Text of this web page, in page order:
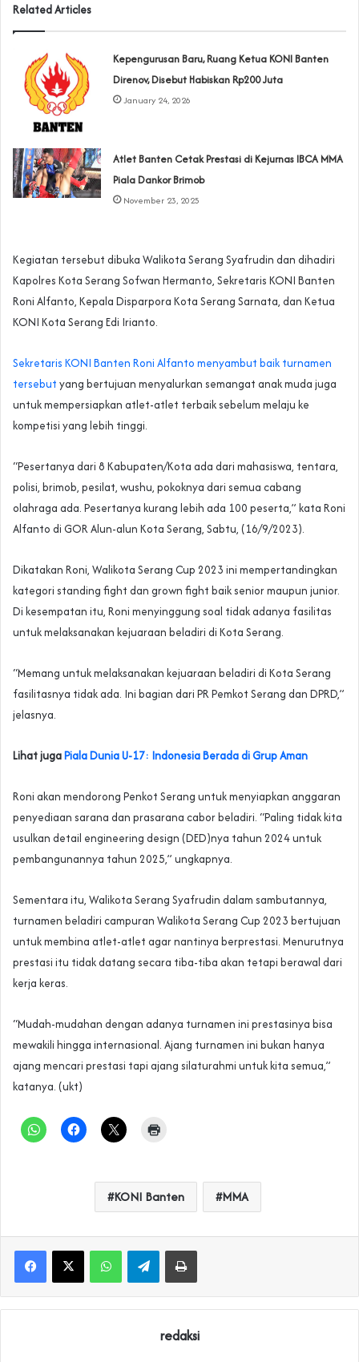
Related Articles
Kepengurusan Baru, Ruang Ketua KONI Banten
Direnov, Disebut Habiskan Rp200 Juta
January 24, 2026
Atlet Banten Cetak Prestasi di Kejurnas IBCA MMA
Piala Dankor Brimob
November 23, 2025
Kegiatan tersebut dibuka Walikota Serang Syafrudin dan dihadiri
Kapolres Kota Serang Sofwan Hermanto, Sekretaris KONI Banten
Roni Alfanto, Kepala Disparpora Kota Serang Sarnata, dan Ketua
KONI Kota Serang Edi Irianto.
Sekretaris KONI Banten Roni Alfanto menyambut baik turnamen
tersebut yang bertujuan menyalurkan semangat anak muda juga
untuk mempersiapkan atlet-atlet terbaik sebelum melaju ke
kompetisi yang lebih tinggi.
“Pesertanya dari 8 Kabupaten/Kota ada dari mahasiswa, tentara,
polisi, brimob, pesilat, wushu, pokoknya dari semua cabang
olahraga ada. Pesertanya kurang lebih ada 100 peserta,” kata Roni
Alfanto di GOR Alun-alun Kota Serang, Sabtu, (16/9/2023).
Dikatakan Roni, Walikota Serang Cup 2023 ini mempertandingkan
kategori standing fight dan grown fight baik senior maupun junior.
Di kesempatan itu, Roni menyinggung soal tidak adanya fasilitas
untuk melaksanakan kejuaraan beladiri di Kota Serang.
“Memang untuk melaksanakan kejuaraan beladiri di Kota Serang
fasilitasnya tidak ada. Ini bagian dari PR Pemkot Serang dan DPRD,”
jelasnya.
Lihat jugaPiala Dunia U-17: Indonesia Berada di Grup Aman
Roni akan mendorong Penkot Serang untuk menyiapkan anggaran
penyediaan sarana dan prasarana cabor beladiri. “Paling tidak kita
usulkan detail engineering design (DED)nya tahun 2024 untuk
pembangunannya tahun 2025,” ungkapnya.
Sementara itu, Walikota Serang Syafrudin dalam sambutannya,
turnamen beladiri campuran Walikota Serang Cup 2023 bertujuan
untuk membina atlet-atlet agar nantinya berprestasi. Menurutnya
prestasi itu tidak datang secara tiba-tiba akan tetapi berawal dari
kerja keras.
“Mudah-mudahan dengan adanya turnamen ini prestasinya bisa
mewakili hingga internasional. Ajang turnamen ini bukan hanya
ajang mencari prestasi tapi ajang silaturahmi untuk kita semua,”
katanya. (ukt)
KONI Banten MMA
WhatsAppTelegramPrint
redaksi